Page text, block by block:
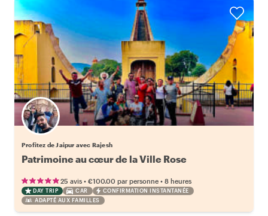
Profitez de Jaipur avec Rajesh
Patrimoine au cœur de la Ville Rose
25 avis • €100.00 par personne • 8 heures
DAY TRIP CAR
CONFIRMATION INSTANTANÉE
ADAPTÉ AUX FAMILLES